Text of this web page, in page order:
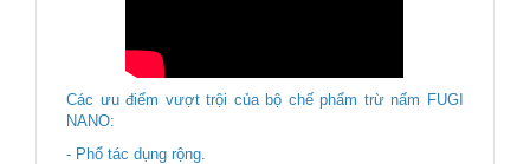
Các ưu điểm vượt trội của bộ chế phẩm trừ nấm FUGI
NANO:
- Phổ tác dụng rộng.